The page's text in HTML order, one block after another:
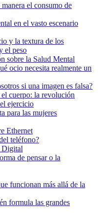
el consumo de
en el vasto escenario
y la textura de los
el peso
sobre la Salud Mental
ocio necesita realmente un
si una imagen es falsa?
el cuerpo: la revolución
ejercicio
para las mujeres
Ethernet
teléfono?
Digital
de pensar o la
funcionan más allá de la
formula las grandes